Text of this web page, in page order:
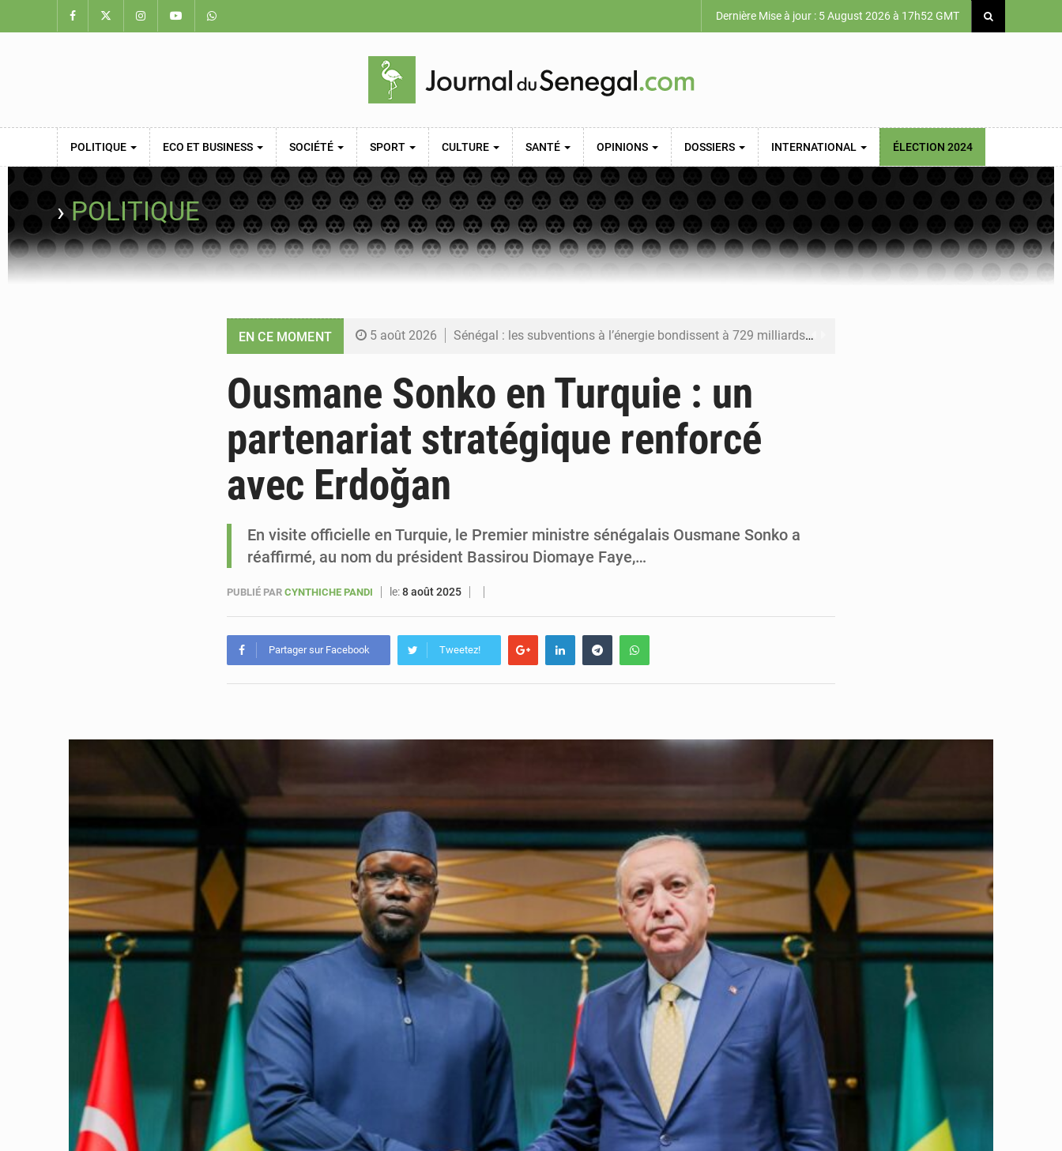
Dernière Mise à jour : 5 August 2026 à 17h52 GMT
POLITIQUE ECO ET BUSINESS SOCIÉTÉ SPORT CULTURE SANTÉ OPINIONS DOSSIERS INTERNATIONAL ÉLECTION 2024
›POLITIQUE
EN CE MOMENT 5 août 2026 Sénégal : les subventions à l’énergie bondissent à 729 milliards FCFA pour contenir les prix des carburants et de l’électricité
5 août 2026 Sénégal : Ousmane Diagne prêtera serment le 11 août comme président du Conseil constitutionnel
5 août 2026 Pétrole : le Sénégal clarifie les revenus tirés du champ de Sangomar et réfute les accusations sur un faible retour financier
5 août 2026
Ousmane Sonko en Turquie : un
partenariat stratégique renforcé
avec Erdoğan
En visite officielle en Turquie, le Premier ministre sénégalais Ousmane Sonko a
réaffirmé, au nom du président Bassirou Diomaye Faye,…
PUBLIÉ PAR CYNTHICHE PANDI le:8 août 2025
Partager sur Facebook Tweetez!